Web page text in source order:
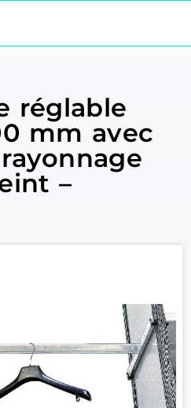
réglable
mm avec
–